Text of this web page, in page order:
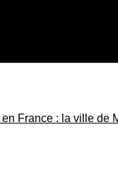
en France : la ville de